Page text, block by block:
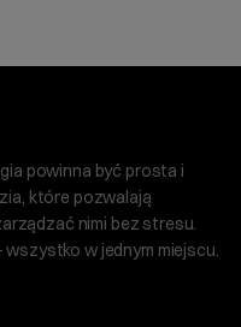
powinna być prosta i
które pozwalają
nimi bez stresu.
w jednym miejscu.